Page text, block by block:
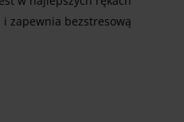
zapewnia bezstresową